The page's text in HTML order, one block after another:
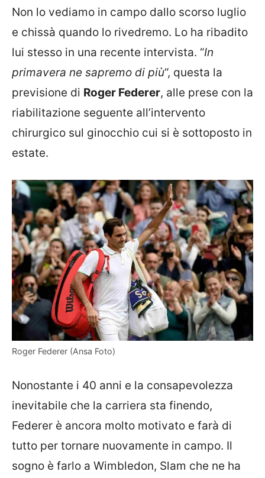
Non lo vediamo in campo dallo scorso luglio
e chissà quando lo rivedremo. Lo ha ribadito
lui stesso in una recente intervista. “In
primavera ne sapremo di più“, questa la
previsione di Roger Federer, alle prese con la
riabilitazione seguente all’intervento
chirurgico sul ginocchio cui si è sottoposto in
estate.
Roger Federer (Ansa Foto)
Nonostante i 40 anni e la consapevolezza
inevitabile che la carriera sta finendo,
Federer è ancora molto motivato e farà di
tutto per tornare nuovamente in campo. Il
sogno è farlo a Wimbledon, Slam che ne ha